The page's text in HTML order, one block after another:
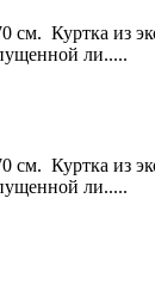
см. Куртка из
ли.....
см. Куртка из
ли.....